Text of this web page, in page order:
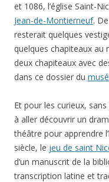
et 1086, l’église Saint-
Jean-de-Montierneuf.
resterait quelques
quelques chapiteaux au
deux chapiteaux avec
dans ce dossier du
Et pour les curieux,
à aller découvrir un
théâtre pour apprendre
siècle, le jeu de saint
d’un manuscrit de la
transcription latine et